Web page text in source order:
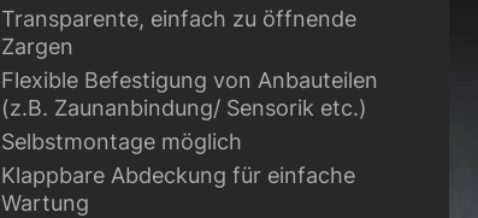
Transparente, einfach zu öffnende
Zargen
Flexible Befestigung von Anbauteilen
(z.B. Zaunanbindung/ Sensorik etc.)
Selbstmontage möglich
Klappbare Abdeckung für einfache
Wartung